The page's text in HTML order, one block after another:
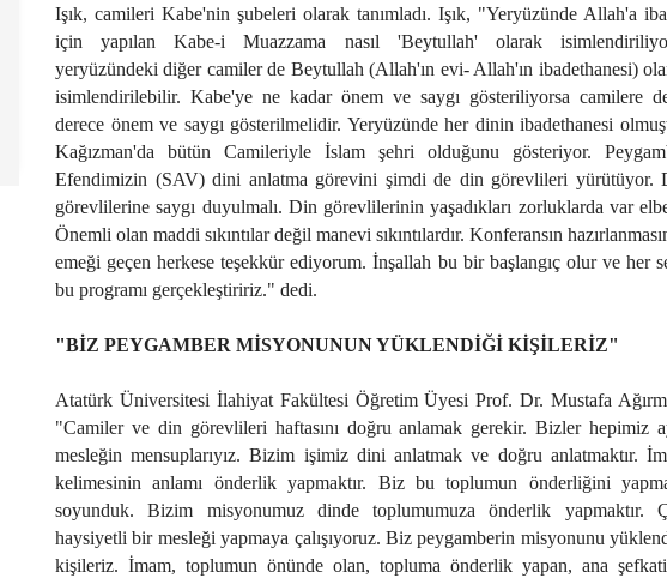
Işık, camileri Kabe'nin şubeleri olarak tanımladı. Işık, "Yeryüzünde Allah'a
için yapılan Kabe-i Muazzama nasıl 'Beytullah' olarak
yeryüzündeki diğer camiler de Beytullah (Allah'ın evi- Allah'ın ibadethanesi)
isimlendirilebilir. Kabe'ye ne kadar önem ve saygı gösteriliyorsa camilere
derece önem ve saygı gösterilmelidir. Yeryüzünde her dinin ibadethanesi
Kağızman'da bütün Camileriyle İslam şehri olduğunu gösteriyor.
Efendimizin (SAV) dini anlatma görevini şimdi de din görevlileri yürütüyor.
görevlilerine saygı duyulmalı. Din görevlilerinin yaşadıkları zorluklarda var
Önemli olan maddi sıkıntılar değil manevi sıkıntılardır. Konferansın
emeği geçen herkese teşekkür ediyorum. İnşallah bu bir başlangıç olur ve her
bu programı gerçekleştiririz." dedi.
"BİZ PEYGAMBER MİSYONUNUN YÜKLENDİĞİ KİŞİLERİZ"
Atatürk Üniversitesi İlahiyat Fakültesi Öğretim Üyesi Prof. Dr. Mustafa
"Camiler ve din görevlileri haftasını doğru anlamak gerekir. Bizler hepimiz
mesleğin mensuplarıyız. Bizim işimiz dini anlatmak ve doğru anlatmaktır.
kelimesinin anlamı önderlik yapmaktır. Biz bu toplumun önderliğini
soyunduk. Bizim misyonumuz dinde toplumumuza önderlik yapmaktır.
haysiyetli bir mesleği yapmaya çalışıyoruz. Biz peygamberin misyonunu
kişileriz. İmam, toplumun önünde olan, topluma önderlik yapan, ana